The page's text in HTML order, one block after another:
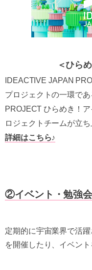
＜ひら
IDEACTIVE JAPAN
プロジェクトの一環で
PROJECT ひらめき！
ロジェクトチームが立ち
詳細はこちら♪
②イベント・勉強
定期的に宇宙業界で活
を開催したり、イベント